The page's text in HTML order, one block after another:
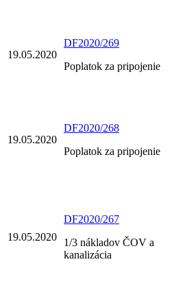
19.05.2020
DF2020/269
Poplatok za pripojenie
19.05.2020
DF2020/268
Poplatok za pripojenie
19.05.2020
DF2020/267
1/3 nákladov ČOV a
kanalizácia